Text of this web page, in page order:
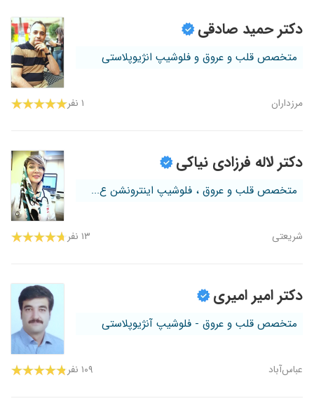
دکتر حمید صادقی
متخصص قلب و عروق و فلوشیپ انژیوپلاستی
مرزداران ۱ نفر
دکتر لاله فرزادی نیاکی
متخصص قلب و عروق ، فلوشیپ اینترونشن ع...
شریعتی ۱۳ نفر
دکتر امیر امیری
متخصص قلب و عروق - فلوشیپ آنژیوپلاستی
عباس‌آباد ۱۰۹ نفر